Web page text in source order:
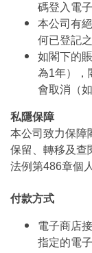
碼登入電
本公司有
何已登記
如閣下的
為1年），
會取消（
私隱保障
本公司致力保障
保留、轉移及查
法例第486章個
付款方式
電子商店
指定的電